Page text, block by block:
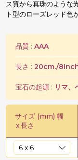
ス質から真珠のような
ト型のローズレッド色
品質 : AAA
長さ : 20cm./
宝石の起源 : リマ、
サイズ (mm) 幅
x長さ